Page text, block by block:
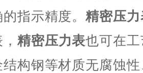
指示精度。精密压
精密压力表也可在
构钢等材质无腐蚀